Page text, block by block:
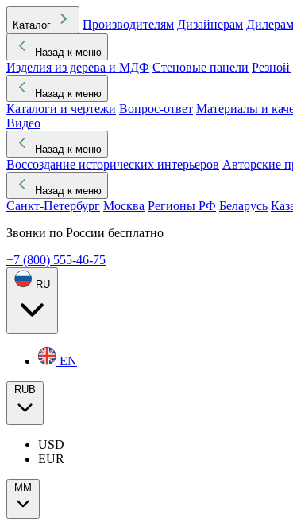
Каталог Производителям Дизайнерам Дилерам
Назад к меню
Изделия из дерева и МДФ Стеновые панели Резной
Назад к меню
Каталоги и чертежи Вопрос-ответ Материалы и
Видео
Назад к меню
Воссоздание исторических интерьеров Авторские
Назад к меню
Санкт-Петербург Москва Регионы РФ Беларусь
Звонки по России бесплатно
+7 (800) 555-46-75
RU
EN
RUB
USD
EUR
ММ